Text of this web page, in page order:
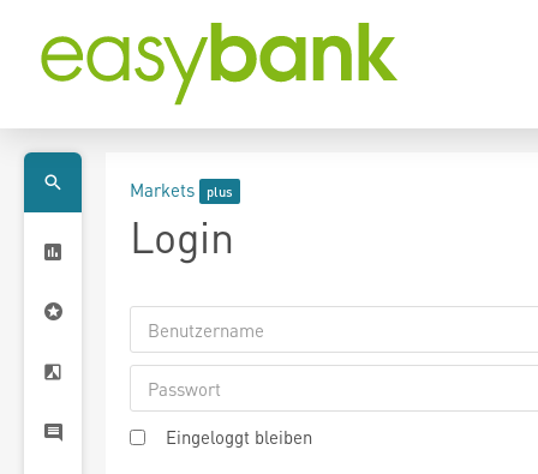
Markets
Login
Eingeloggt bleiben